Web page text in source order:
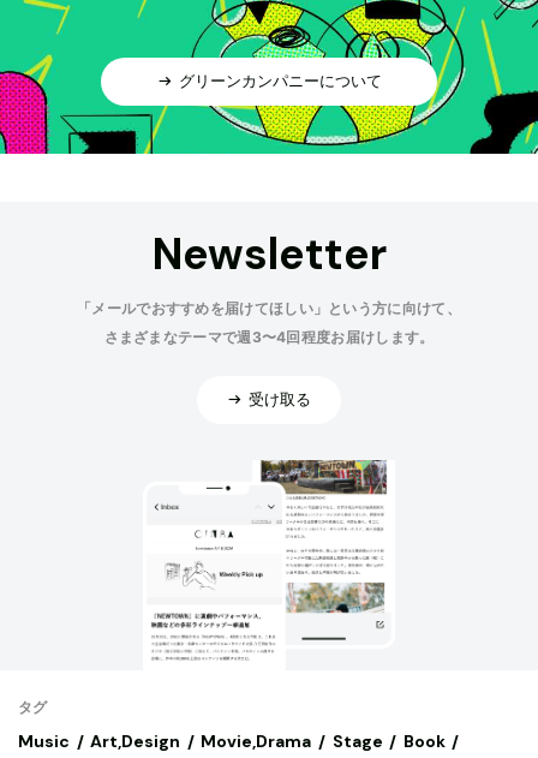
グリーンカンパニーについて
Newsletter
「メールでおすすめを届けてほしい」という方に向けて、
さまざまなテーマで週3〜4回程度お届けします。
受け取る
タグ
Music Art,Design Movie,Drama Stage
Book